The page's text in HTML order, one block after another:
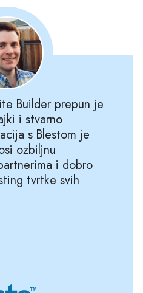
Builder prepun je
i stvarno
s Blestom je
ozbiljnu
i dobro
tvrtke svih